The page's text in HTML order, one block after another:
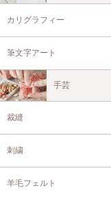
カリグラフィー
筆文字アート
手芸
裁縫
刺繍
羊毛フェルト